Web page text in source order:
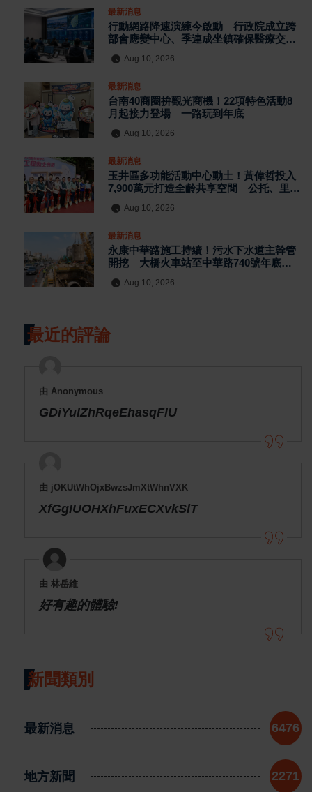
最新消息
行動網路降速演練今啟動 行政院成立跨
部會應變中心、季連成坐鎮確保醫療交通
Aug 10, 2026
最新消息
台南40商圈拚觀光商機！22項特色活動8
月起接力登場 一路玩到年底
Aug 10, 2026
最新消息
玉井區多功能活動中心動土！黃偉哲投入
7,900萬元打造全齡共享空間 公托、里民
Aug 10, 2026
最新消息
永康中華路施工持續！污水下水道主幹管
開挖 大橋火車站至中華路740號年底前
Aug 10, 2026
最近的評論
由 Anonymous
GDiYulZhRqeEhasqFlU
由 jOKUtWhOjxBwzsJmXtWhnVXK
XfGgIUOHXhFuxECXvkSlT
由 林岳維
好有趣的體驗!
新聞類別
最新消息 6476
地方新聞 2271